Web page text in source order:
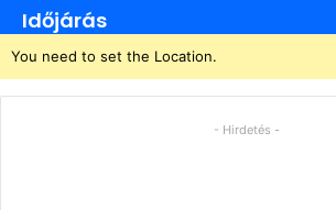
Időjárás
You need to set the Location.
- Hirdetés -